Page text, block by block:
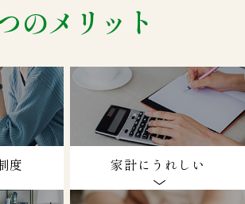
のメリット
度 家計にうれしい